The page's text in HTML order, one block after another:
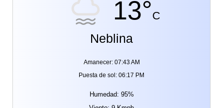
13°C
Neblina
Amanecer: 07:43 AM
Puesta de sol: 06:17 PM
Humedad: 95%